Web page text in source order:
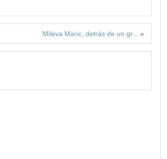
Mileva Maric, detrás de un gr... »